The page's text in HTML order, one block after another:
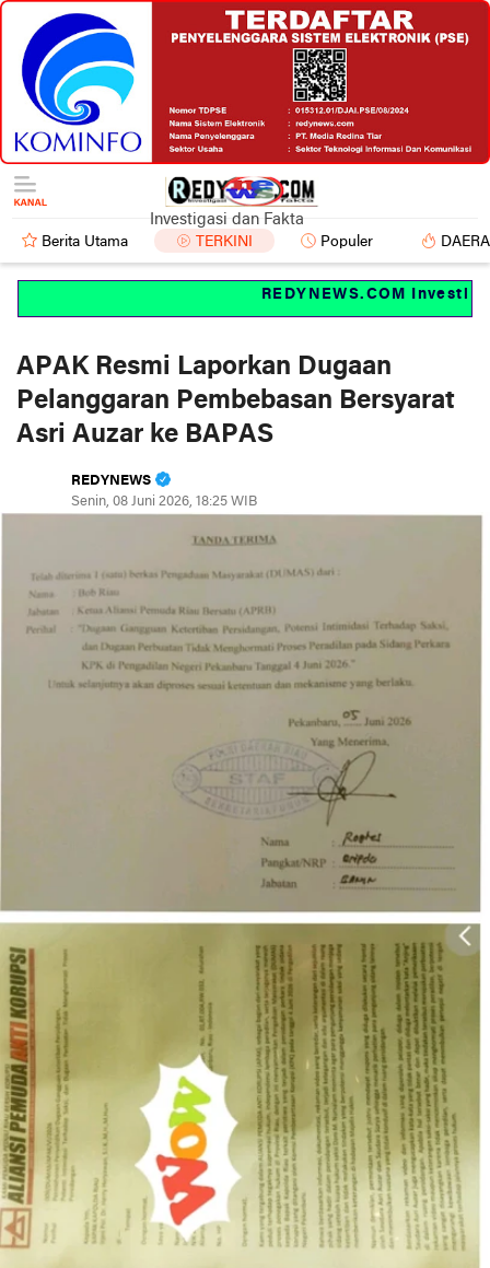
Investigasi dan Fakta
Berita Utama TERKINI Populer
REDYNEWS.COM
APAK Resmi Laporkan Dugaan
Pelanggaran Pembebasan Bersyarat
Asri Auzar ke BAPAS
REDYNEWS
Senin, 08 Juni 2026, 18:25 WIB